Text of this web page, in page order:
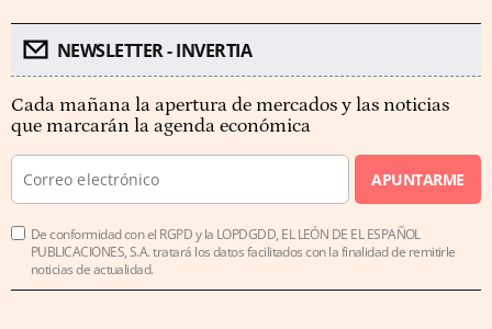
NEWSLETTER - INVERTIA
Cada mañana la apertura de mercados y las noticias
que marcarán la agenda económica
APUNTARME
De conformidad con el RGPD y la LOPDGDD, EL LEÓN DE EL ESPAÑOL
PUBLICACIONES, S.A. tratará los datos facilitados con la finalidad de remitirle
noticias de actualidad.